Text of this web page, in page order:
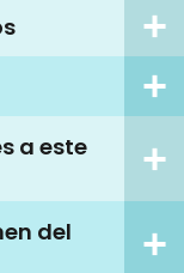
a este
del